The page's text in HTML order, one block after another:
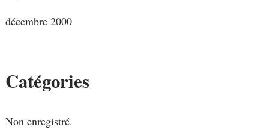
décembre 2000
Catégories
Non enregistré.